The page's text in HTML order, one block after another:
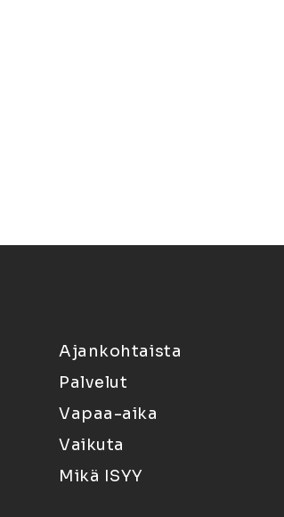
Ajankohtaista
Palvelut
Vapaa-aika
Vaikuta
Mikä ISYY